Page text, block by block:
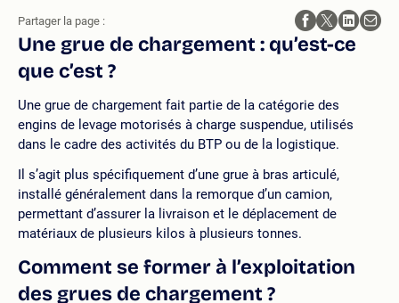
Une grue de chargement : qu’est-ce
que c’est ?
Une grue de chargement fait partie de la catégorie des
engins de levage motorisés à charge suspendue, utilisés
dans le cadre des activités du BTP ou de la logistique.
Il s’agit plus spécifiquement d’une grue à bras articulé,
installé généralement dans la remorque d’un camion,
permettant d’assurer la livraison et le déplacement de
matériaux de plusieurs kilos à plusieurs tonnes.
Comment se former à l’exploitation
des grues de chargement ?
Partager la page :